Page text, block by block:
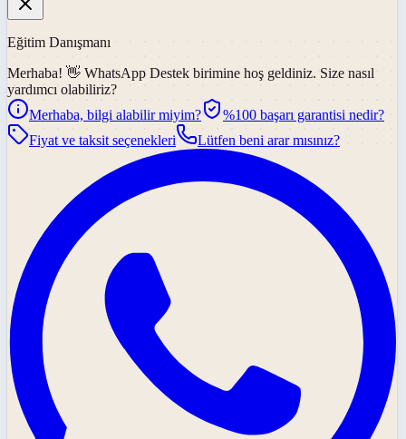
Eğitim Danışmanı
Merhaba! 👋 WhatsApp Destek birimine hoş geldiniz. Size nasıl
yardımcı olabiliriz?
Merhaba, bilgi alabilir miyim?
%100 başarı garantisi nedir?
Fiyat ve taksit seçenekleri
Lütfen beni arar mısınız?